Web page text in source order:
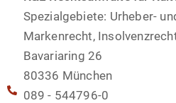
Spezialgebiete: Urheber-
Markenrecht,
Bavariaring 26
80336 München
089 - 544796-0